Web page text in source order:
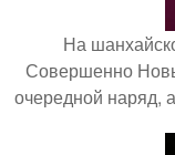
На
Совершенно
очередной наряд,